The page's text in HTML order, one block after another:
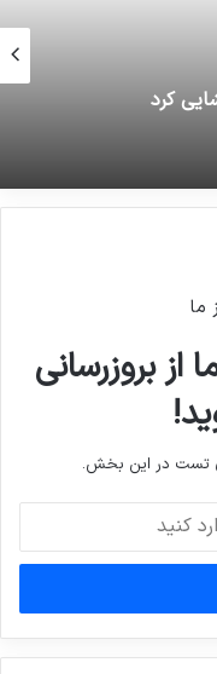
کرد
ما
بروزرسانی
تست در این بخش.